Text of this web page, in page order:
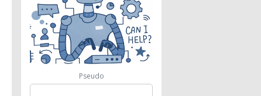
Pseudo